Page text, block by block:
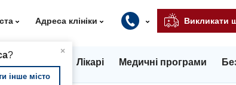
×
?
інше місто
Адреса клініки Викликати
Лікарі Медичні програми